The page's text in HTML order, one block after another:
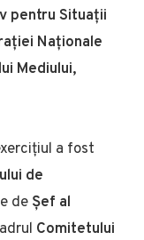
pentru Situații
Naționale
Mediului,
a fost
de
de Șef al
Comitetului